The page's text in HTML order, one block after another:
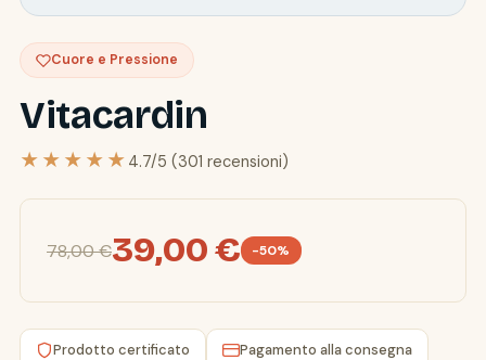
Cuore e Pressione
Vitacardin
★★★★★ 4.7/5 (301 recensioni)
78,00 €39,00 € -50%
Prodotto certificato Pagamento alla consegna